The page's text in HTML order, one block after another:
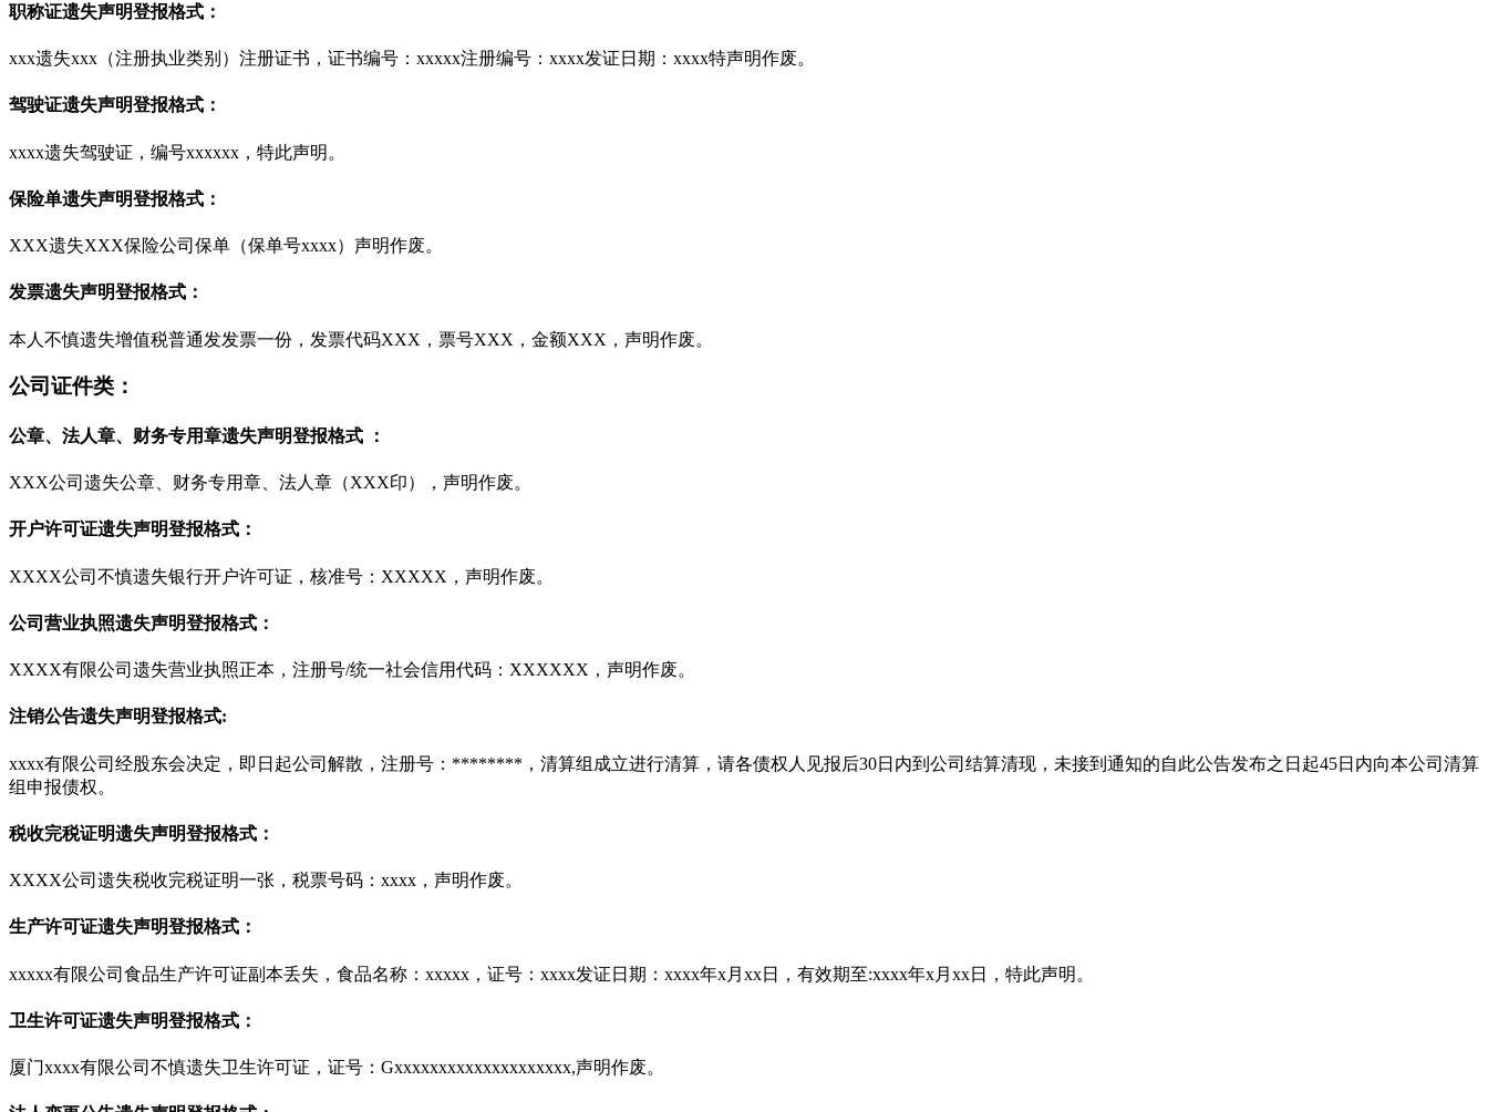
职称证遗失声明登报格式：
xxx遗失xxx（注册执业类别）注册证书，证书编号：xxxxx注册编号：xxxx发证日期：xxxx特声明作废。
驾驶证遗失声明登报格式：
xxxx遗失驾驶证，编号xxxxxx，特此声明。
保险单遗失声明登报格式：
XXX遗失XXX保险公司保单（保单号xxxx）声明作废。
发票遗失声明登报格式：
本人不慎遗失增值税普通发发票一份，发票代码XXX，票号XXX，金额XXX，声明作废。
公司证件类：
公章、法人章、财务专用章遗失声明登报格式 ：
XXX公司遗失公章、财务专用章、法人章（XXX印），声明作废。
开户许可证遗失声明登报格式：
XXXX公司不慎遗失银行开户许可证，核准号：XXXXX，声明作废。
公司营业执照遗失声明登报格式：
XXXX有限公司遗失营业执照正本，注册号/统一社会信用代码：XXXXXX，声明作废。
注销公告遗失声明登报格式:
xxxx有限公司经股东会决定，即日起公司解散，注册号：********，清算组成立进行清算，请各债权人见报后30日内到公司结算清现，未接到通知的自此公告发布之日起45日内向本公司清算
组申报债权。
税收完税证明遗失声明登报格式：
XXXX公司遗失税收完税证明一张，税票号码：xxxx，声明作废。
生产许可证遗失声明登报格式：
xxxxx有限公司食品生产许可证副本丢失，食品名称：xxxxx，证号：xxxx发证日期：xxxx年x月xx日，有效期至:xxxx年x月xx日，特此声明。
卫生许可证遗失声明登报格式：
厦门xxxx有限公司不慎遗失卫生许可证，证号：Gxxxxxxxxxxxxxxxxxxxx,声明作废。